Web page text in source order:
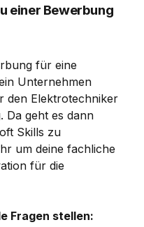
einer Bewerbung
für eine
Unternehmen
den Elektrotechniker
Da geht es dann
Skills zu
um deine fachliche
für die
Fragen stellen: